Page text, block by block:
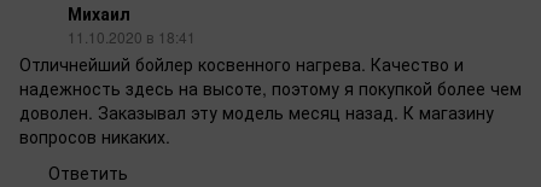
Михаил
11.10.2020 в 18:41
Отличнейший бойлер косвенного нагрева. Качество и
надежность здесь на высоте, поэтому я покупкой более чем
доволен. Заказывал эту модель месяц назад. К магазину
вопросов никаких.
Ответить